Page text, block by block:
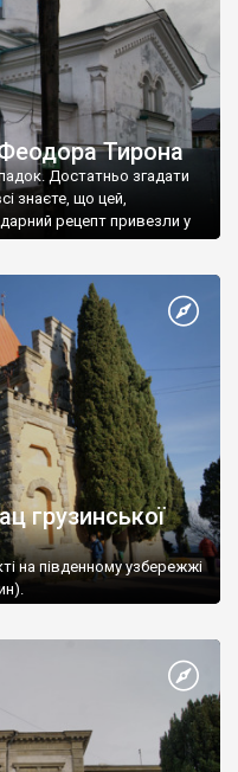
Тирона
Достатньо згадати
знаєте, що цей,
рецепт привезли у
грузинської
на південному узбережжі